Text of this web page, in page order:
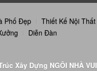
Phố Đẹp
Thiết Kế Nội Thất
Diễn Đàn
Xây Dựng NGÔI NHÀ VUI